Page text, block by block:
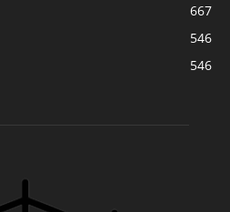
667
546
546